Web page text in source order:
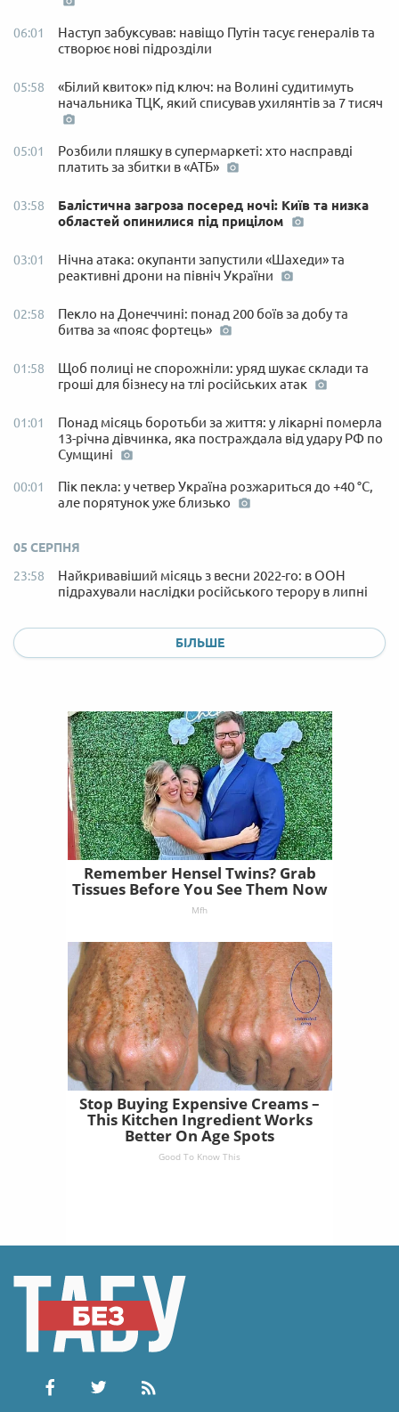
06:01
Наступ забуксував: навіщо Путін тасує генералів та
створює нові підрозділи
05:58
«Білий квиток» під ключ: на Волині судитимуть
начальника ТЦК, який списував ухилянтів за 7 тисяч
05:01
Розбили пляшку в супермаркеті: хто насправді
платить за збитки в «АТБ»
03:58
Балістична загроза посеред ночі: Київ та низка
областей опинилися під прицілом
03:01
Нічна атака: окупанти запустили «Шахеди» та
реактивні дрони на північ України
02:58
Пекло на Донеччині: понад 200 боїв за добу та
битва за «пояс фортець»
01:58
Щоб полиці не спорожніли: уряд шукає склади та
гроші для бізнесу на тлі російських атак
01:01
Понад місяць боротьби за життя: у лікарні померла
13-річна дівчинка, яка постраждала від удару РФ по
Сумщині
00:01
Пік пекла: у четвер Україна розжариться до +40 °C,
але порятунок уже близько
05 СЕРПНЯ
23:58
Найкривавіший місяць з весни 2022-го: в ООН
підрахували наслідки російського терору в липні
БІЛЬШЕ
Remember Hensel Twins? Grab
Tissues Before You See Them Now
Mfh
Stop Buying Expensive Creams –
This Kitchen Ingredient Works
Better On Age Spots
Good To Know This